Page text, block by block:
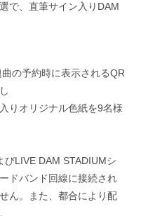
で、直筆サイン入りDAM
の予約時に表示されるQR
し
りオリジナル色紙を9名様
LIVE DAM STADIUMシ
ドバンド回線に接続され
ん。また、都合により配